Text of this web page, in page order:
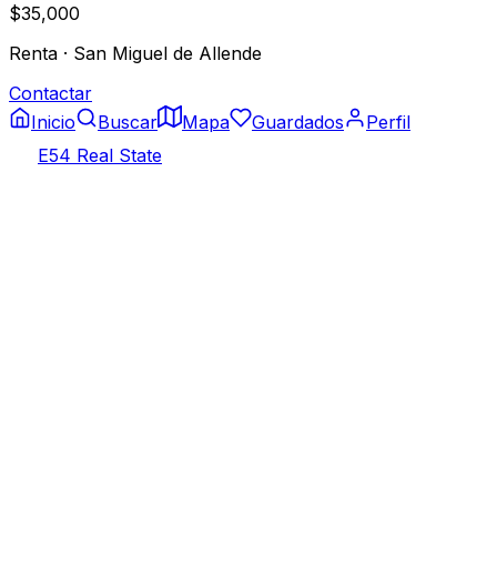
$35,000
Renta · San Miguel de Allende
Contactar
Inicio
Buscar Mapa Guardados
Perfil
E54 Real State